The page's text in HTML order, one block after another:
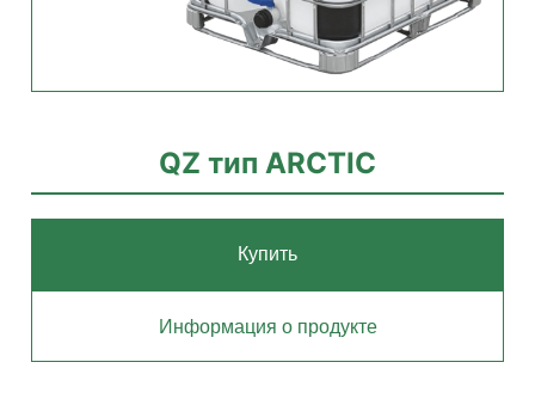
QZ тип ARCTIC
Купить
Информация о продукте